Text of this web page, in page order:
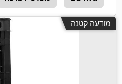
מודעה קטנה